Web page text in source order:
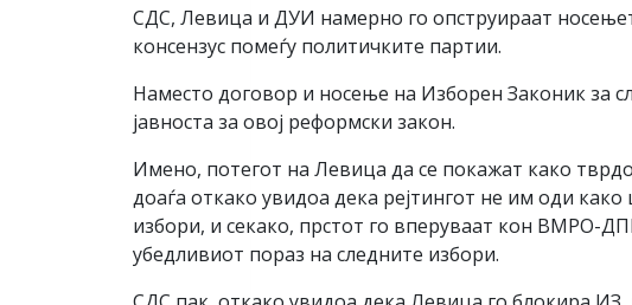
СДС, Левица и ДУИ намерно го опструираат
консензус помеѓу политичките партии.
Наместо договор и носење на Изборен Законик за
јавноста за овој реформски закон.
Имено, потегот на Левица да се покажат како
доаѓа откако увидоа дека рејтингот не им оди
избори, и секако, прстот го вперуваат кон ВМРО-
убедливиот пораз на следните избори.